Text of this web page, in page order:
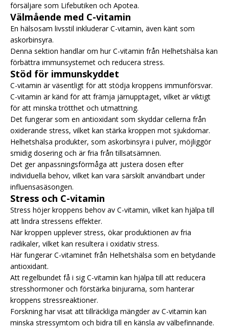
försäljare som Lifebutiken och Apotea.
Välmående med C-vitamin
En hälsosam livsstil inkluderar C-vitamin, även känt som
askorbinsyra.
Denna sektion handlar om hur C-vitamin från Helhetshälsa kan
förbättra immunsystemet och reducera stress.
Stöd för immunskyddet
C-vitamin är väsentligt för att stödja kroppens immunförsvar.
C-vitamin är känd för att främja järnupptaget, vilket är viktigt
för att minska trötthet och utmattning.
Det fungerar som en antioxidant som skyddar cellerna från
oxiderande stress, vilket kan stärka kroppen mot sjukdomar.
Helhetshälsa produkter, som askorbinsyra i pulver, möjliggör
smidig dosering och är fria från tillsatsämnen.
Det ger anpassningsförmåga att justera dosen efter
individuella behov, vilket kan vara särskilt användbart under
influensasäsongen.
Stress och C-vitamin
Stress höjer kroppens behov av C-vitamin, vilket kan hjälpa till
att lindra stressens effekter.
När kroppen upplever stress, ökar produktionen av fria
radikaler, vilket kan resultera i oxidativ stress.
Här fungerar C-vitaminet från Helhetshälsa som en betydande
antioxidant.
Att regelbundet få i sig C-vitamin kan hjälpa till att reducera
stresshormoner och förstärka binjurarna, som hanterar
kroppens stressreaktioner.
Forskning har visat att tillräckliga mängder av C-vitamin kan
minska stressymtom och bidra till en känsla av välbefinnande.